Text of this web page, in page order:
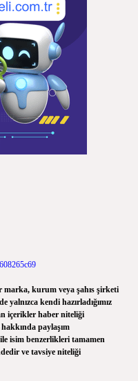
kurum veya şahıs şirketi
yalnızca kendi hazırladığımız
içerikler haber niteliği
paylaşım
isim benzerlikleri tamamen
ve tavsiye niteliği